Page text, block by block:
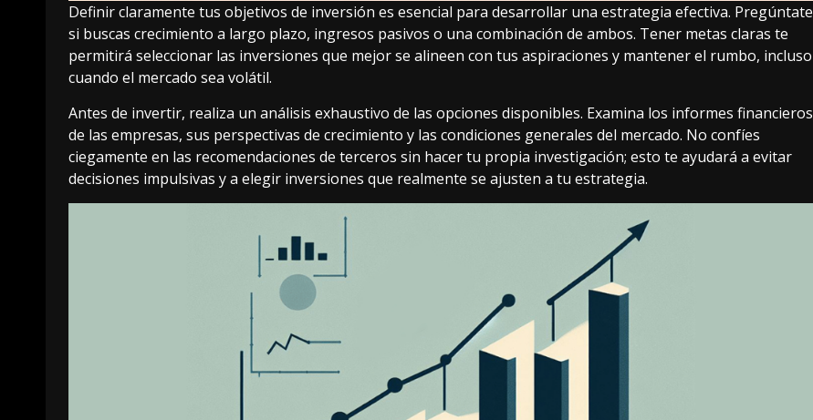
Definir claramente tus objetivos de inversión es esencial para desarrollar una estrategia efectiva. Pregúntate
si buscas crecimiento a largo plazo, ingresos pasivos o una combinación de ambos. Tener metas claras te
permitirá seleccionar las inversiones que mejor se alineen con tus aspiraciones y mantener el rumbo, incluso
cuando el mercado sea volátil.
Antes de invertir, realiza un análisis exhaustivo de las opciones disponibles. Examina los informes financieros
de las empresas, sus perspectivas de crecimiento y las condiciones generales del mercado. No confíes
ciegamente en las recomendaciones de terceros sin hacer tu propia investigación; esto te ayudará a evitar
decisiones impulsivas y a elegir inversiones que realmente se ajusten a tu estrategia.